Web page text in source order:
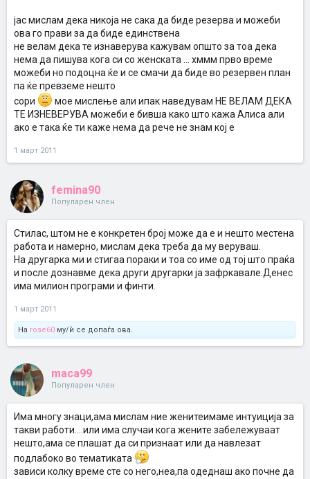
јас мислам дека никоја не сака да биде резерва и можеби
ова го прави за да биде единствена
не велам дека те изнаверува кажувам општо за тоа дека
нема да пишува кога си со женската ... хммм прво време
можеби но подоцна ќе и се смачи да биде во резервен план
па ќе превземе нешто
сори
мое мислење али ипак наведувам НЕ ВЕЛАМ ДЕКА
ТЕ ИЗНЕВЕРУВА можеби е бивша како што кажа Алиса али
ако е така ќе ти каже нема да рече не знам кој е
1 март 2011
femina90
Популарен член
Стилас, штом не е конкретен број може да е и нешто местена
работа и намерно, мислам дека треба да му веруваш.
На другарка ми и стигаа пораки и тоа со име од тој што праќа
и после дознавме дека други другарки ја зафркавале.Денес
има милион програми и финти.
1 март 2011
На rose60 му/ѝ се допаѓа ова.
maca99
Популарен член
Има многу знаци,ама мислам ние женитеимаме интуиција за
такви работи....или има случаи кога жените забележуваат
нешто,ама се плашат да си признаат или да навлезат
подлабоко во тематиката
зависи колку време сте со него,неа,па одеднаш ако почне да